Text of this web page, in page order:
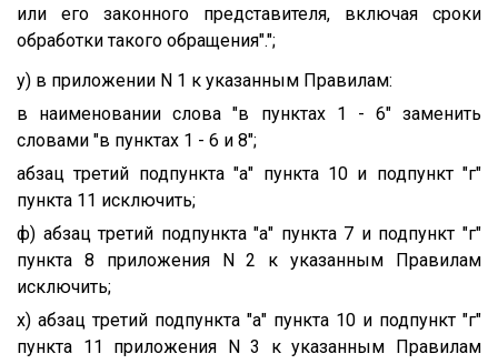
или его законного представителя, включая сроки
обработки такого обращения".";
у) в приложении N 1 к указанным Правилам:
в наименовании слова "в пунктах 1 - 6" заменить
словами "в пунктах 1 - 6 и 8";
абзац третий подпункта "а" пункта 10 и подпункт "г"
пункта 11 исключить;
ф) абзац третий подпункта "а" пункта 7 и подпункт "г"
пункта 8 приложения N 2 к указанным Правилам
исключить;
х) абзац третий подпункта "а" пункта 10 и подпункт "г"
пункта 11 приложения N 3 к указанным Правилам